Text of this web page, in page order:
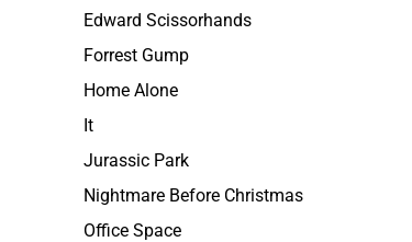
Edward Scissorhands
Forrest Gump
Home Alone
It
Jurassic Park
Nightmare Before Christmas
Office Space